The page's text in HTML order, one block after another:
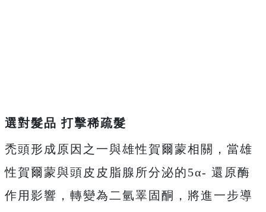
選對髮品 打擊稀疏髮
禿頭形成原因之一與雄性賀爾蒙相關，當雄
性賀爾蒙與頭皮皮脂腺所分泌的5α- 還原酶
作用影響，轉變為二氫睪固酮，將進一步導